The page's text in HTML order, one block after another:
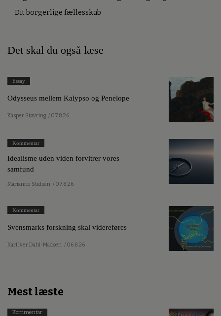
Dit borgerlige fællesskab
Det skal du også læse
Essay
Odysseus mellem Kalypso og Penelope
Kasper Støvring / 07.8.26
Kommentar
Idealisme uden viden forvitrer vores
samfund
Marianne Stidsen / 07.8.26
Kommentar
Svensmarks forskning skal videreføres
Karl Iver Dahl-Madsen / 06.8.26
Mest læste
Kommentar